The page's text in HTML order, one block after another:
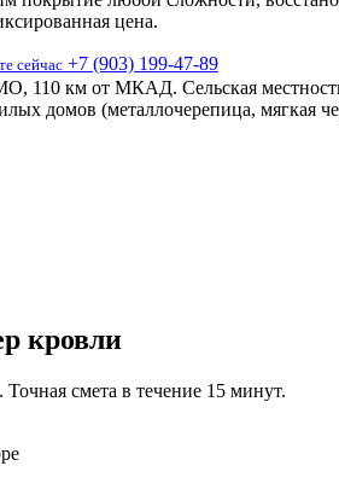
цена.
сейчас +7 (903) 199-47-89
110 км от МКАД. Сельская
домов (металлочерепица, мягкая
кровли
смета в течение 15 минут.